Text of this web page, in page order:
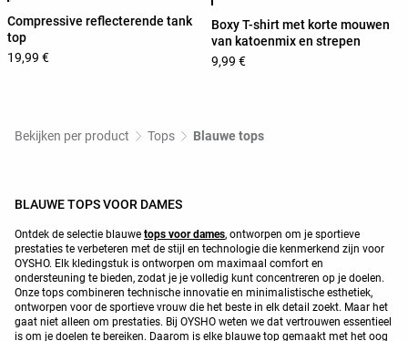
Compressive reflecterende tank
top
19,99 €
Boxy T-shirt met korte mouwen
van katoenmix en strepen
9,99 €
Bekijken per product Tops Blauwe tops
BLAUWE TOPS VOOR DAMES
Ontdek de selectie blauwe tops voor dames, ontworpen om je sportieve
prestaties te verbeteren met de stijl en technologie die kenmerkend zijn voor
OYSHO. Elk kledingstuk is ontworpen om maximaal comfort en
ondersteuning te bieden, zodat je je volledig kunt concentreren op je doelen.
Onze tops combineren technische innovatie en minimalistische esthetiek,
ontworpen voor de sportieve vrouw die het beste in elk detail zoekt. Maar het
gaat niet alleen om prestaties. Bij OYSHO weten we dat vertrouwen essentieel
is om je doelen te bereiken. Daarom is elke blauwe top gemaakt met het oog